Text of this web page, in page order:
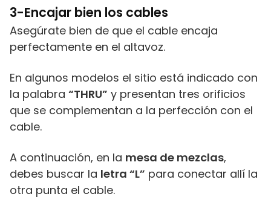
3-Encajar bien los cables
Asegúrate bien de que el cable encaja
perfectamente en el altavoz.
En algunos modelos el sitio está indicado con
la palabra “THRU” y presentan tres orificios
que se complementan a la perfección con el
cable.
A continuación, en la mesa de mezclas,
debes buscar la letra “L” para conectar allí la
otra punta el cable.